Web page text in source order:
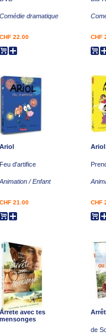
Comédie dramatique
CHF 22.00 CHF
Ariol
Feu d'artifice
Animation / Enfant
CHF 21.00
Ariol
CHF
Arrete avec tes
mensonges
de